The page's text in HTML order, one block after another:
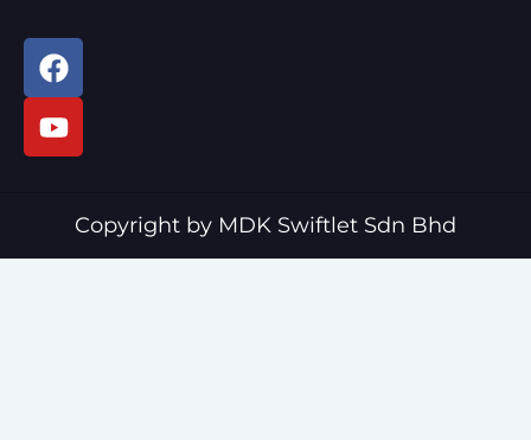
F
a
c
e
k
Y
o
u
t
Copyright by MDK Swiftlet Sdn Bhd